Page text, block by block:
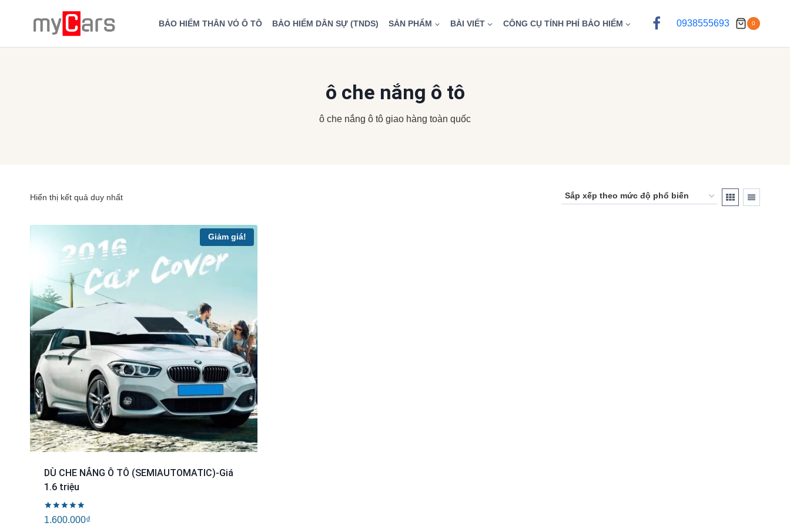
BẢO HIỂM THÂN VỎ Ô TÔ BẢO HIỂM DÂN SỰ (TNDS) SẢN PHẨM BÀI VIẾT CÔNG CỤ TÍNH PHÍ BẢO HIỂM 0938555693 0
ô che nắng ô tô
ô che nắng ô tô giao hàng toàn quốc
Hiển thị kết quả duy nhất
Giảm giá!
DÙ CHE NẮNG Ô TÔ (SEMIAUTOMATIC)-Giá
1.6 triệu
Được xếp
hạng
1.600.000₫